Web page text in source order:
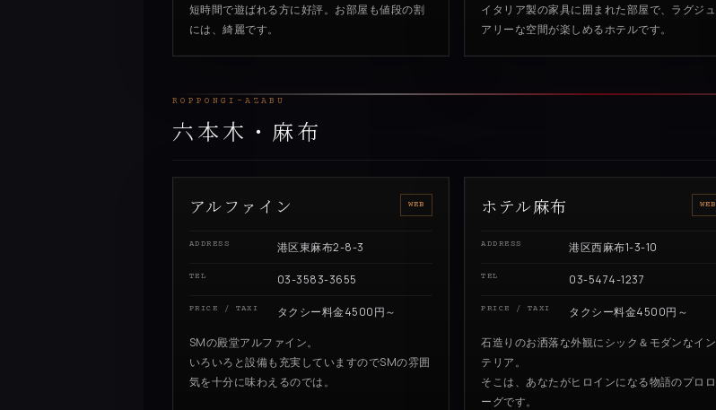
短時間で遊ばれる方に好評。お部屋も値段の割
には、綺麗です。
イタリア製の家具に囲まれた部屋で、ラグジュ
アリーな空間が楽しめるホテルです。
ROPPONGI-AZABU
六本木・麻布
アルファイン WEB
ADDRESS 港区東麻布2-8-3
TEL 03-3583-3655
PRICE / TAXI
タクシー料金4500円～
SMの殿堂アルファイン。
いろいろと設備も充実していますのでSMの雰囲
気を十分に味わえるのでは。
ホテル麻布 WEB
ADDRESS 港区西麻布1-3-10
TEL 03-5474-1237
PRICE / TAXI
タクシー料金4500円～
石造りのお洒落な外観にシック＆モダンなイン
テリア。
そこは、あなたがヒロインになる物語のプロロ
ーグです。